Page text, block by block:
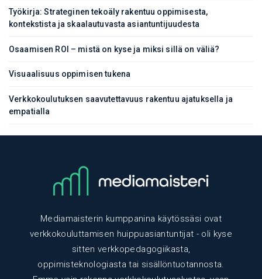
Työkirja: Strateginen tekoäly rakentuu oppimisesta,
kontekstista ja skaalautuvasta asiantuntijuudesta
Osaamisen ROI – mistä on kyse ja miksi sillä on väliä?
Visuaalisuus oppimisen tukena
Verkkokoulutuksen saavutettavuus rakentuu ajatuksella ja
empatialla
Mediamaisterin kumppanina käytössäsi ovat
verkkokouluttamisen huippuasiantuntijat - oli kyse
sitten verkkopedagogiikasta,
oppimisteknologiasta tai sisällöntuotannosta.